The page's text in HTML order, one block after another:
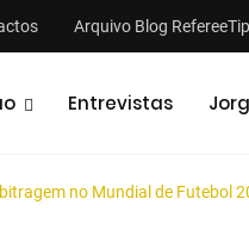
Arquivo Blog RefereeTip
Entrevistas
no Mundial de Futebol